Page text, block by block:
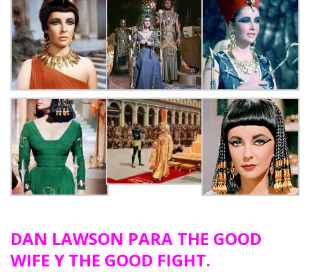
DAN LAWSON PARA THE GOOD
WIFE Y THE GOOD FIGHT.